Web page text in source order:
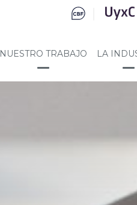
NUESTRO TRABAJO LA